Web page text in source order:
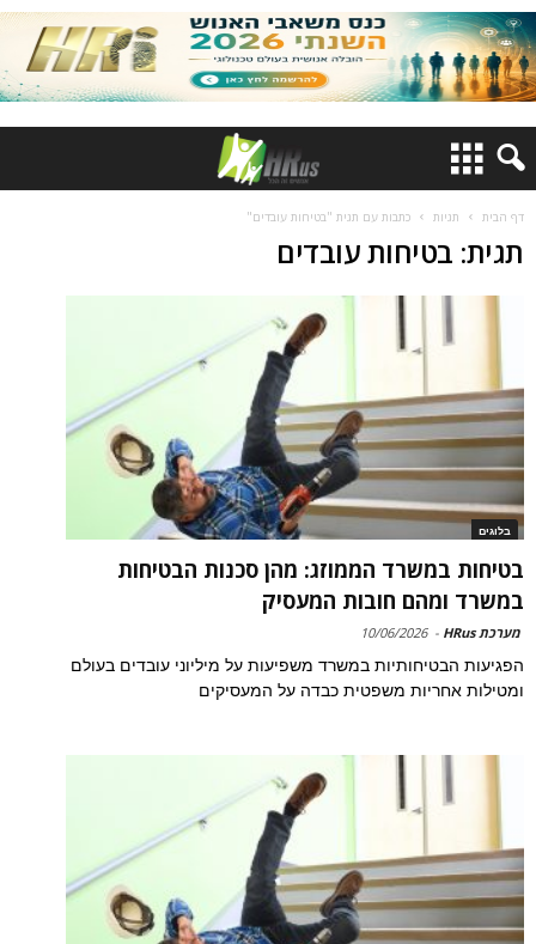
דף הבית תגיות כתבות עם תגית "בטיחות עובדים"
תגית: בטיחות עובדים
בלוגים
בטיחות במשרד הממוזג: מהן סכנות הבטיחות
במשרד ומהם חובות המעסיק
מערכת HRus -
10/06/2026
הפגיעות הבטיחותיות במשרד משפיעות על מיליוני עובדים בעולם
ומטילות אחריות משפטית כבדה על המעסיקים